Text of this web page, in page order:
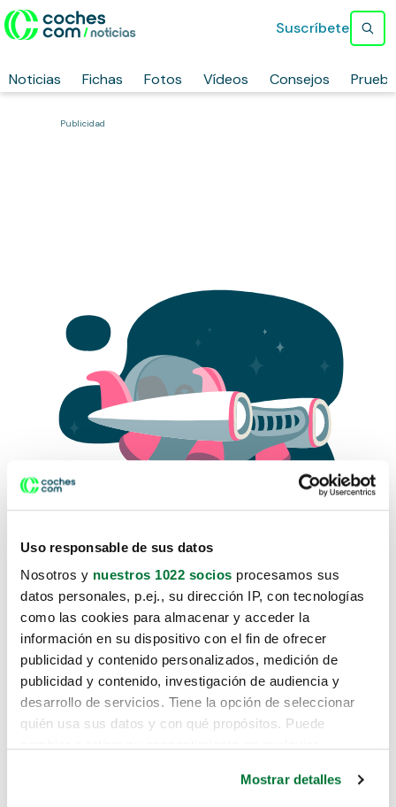
Uso responsable de sus datos
Nosotros y nuestros 1022 socios procesamos sus
datos personales, p.ej., su dirección IP, con tecnologías
como las cookies para almacenar y acceder la
información en su dispositivo con el fin de ofrecer
publicidad y contenido personalizados, medición de
publicidad y contenido, investigación de audiencia y
desarrollo de servicios. Tiene la opción de seleccionar
quién usa sus datos y con qué propósitos. Puede
Mostrar detalles
Noticias Fichas Fotos Vídeos Consejos
Suscríbete
Publicidad
Lo sentimos, no sabemos como
te hemos traido hasta aquí.
Pero puedes encontrar el coche que estás
buscando en alguno de estos enlaces: